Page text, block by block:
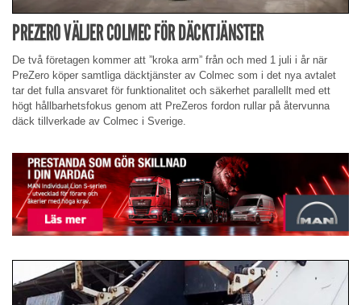
PREZERO VÄLJER COLMEC FÖR DÄCKTJÄNSTER
De två företagen kommer att ”kroka arm” från och med 1 juli i år när
PreZero köper samtliga däcktjänster av Colmec som i det nya avtalet
tar det fulla ansvaret för funktionalitet och säkerhet parallellt med ett
högt hållbarhetsfokus genom att PreZeros fordon rullar på återvunna
däck tillverkade av Colmec i Sverige.